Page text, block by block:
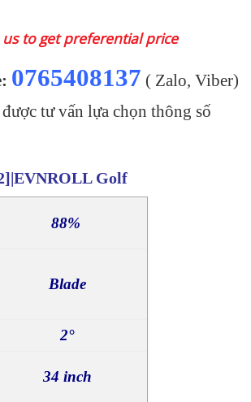
to get preferential price
0765408137 ( Zalo, Viber)
tư vấn lựa chọn thông số
Golf
88%
Blade
2°
34 inch